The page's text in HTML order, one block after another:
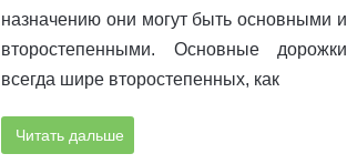
назначению они могут быть основными и
второстепенными. Основные дорожки
всегда шире второстепенных, как
Читать дальше